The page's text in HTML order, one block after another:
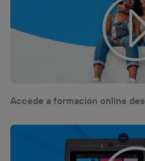
Accede a formación online